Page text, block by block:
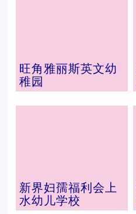
旺角雅丽斯英文幼
稚园
新界妇孺福利会上
水幼儿学校